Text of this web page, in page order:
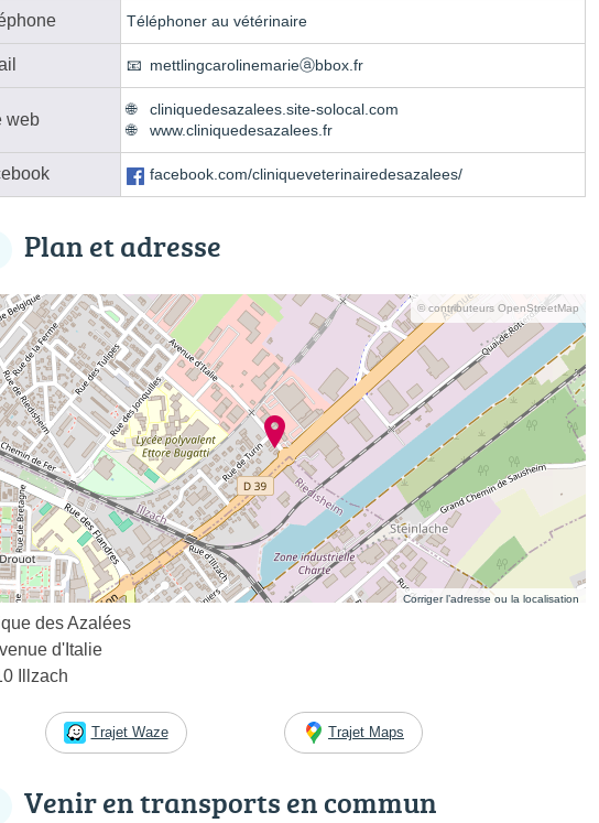
Téléphoner au vétérinaire
mettlingcarolinemarieⓐbbox.fr
web
cliniquedesazalees.site-solocal.com
www.cliniquedesazalees.fr
facebook.com/cliniqueveterinairedesazalees/
Plan et adresse
© contributeurs OpenStreetMap
Corriger l’adresse ou la localisation
des Azalées
d'Italie
Illzach
Trajet Waze Trajet Maps
Venir en transports en commun